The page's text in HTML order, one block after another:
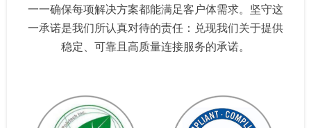
一一确保每项解决方案都能满足客户体需求。坚守这
一承诺是我们所认真对待的责任：兑现我们关于提供
稳定、可靠且高质量连接服务的承诺。